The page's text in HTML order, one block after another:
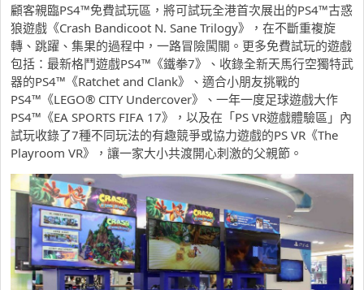
顧客親臨PS4™免費試玩區，將可試玩全港首次展出的PS4™古惑
狼遊戲《Crash Bandicoot N. Sane Trilogy》，在不斷重複旋
轉、跳躍、集果的過程中，一路冒險闖關。更多免費試玩的遊戲
包括：最新格鬥遊戲PS4™《鐵拳7》、收錄全新天馬行空獨特武
器的PS4™《Ratchet and Clank》、適合小朋友挑戰的
PS4™《LEGO® CITY Undercover》、一年一度足球遊戲大作
PS4™《EA SPORTS FIFA 17》，以及在「PS VR遊戲體驗區」內
試玩收錄了7種不同玩法的有趣競爭或協力遊戲的PS VR《The
Playroom VR》，讓一家大小共渡開心刺激的父親節。